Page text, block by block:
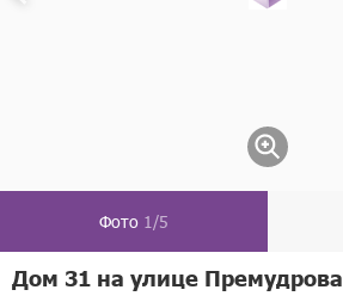
Фото 1/5
Дом 31 на улице Премудрова